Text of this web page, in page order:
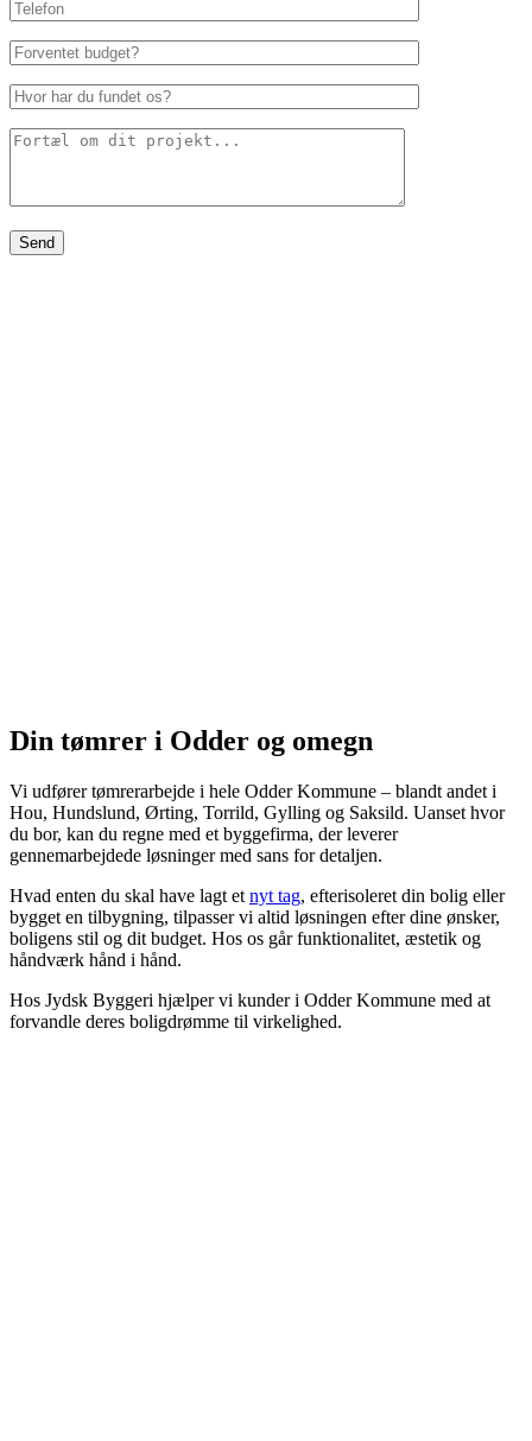
Din tømrer i Odder og omegn
Vi udfører tømrerarbejde i hele Odder Kommune – blandt andet i
Hou, Hundslund, Ørting, Torrild, Gylling og Saksild. Uanset hvor
du bor, kan du regne med et byggefirma, der leverer
gennemarbejdede løsninger med sans for detaljen.
Hvad enten du skal have lagt et nyt tag, efterisoleret din bolig eller
bygget en tilbygning, tilpasser vi altid løsningen efter dine ønsker,
boligens stil og dit budget. Hos os går funktionalitet, æstetik og
håndværk hånd i hånd.
Hos Jydsk Byggeri hjælper vi kunder i Odder Kommune med at
forvandle deres boligdrømme til virkelighed.